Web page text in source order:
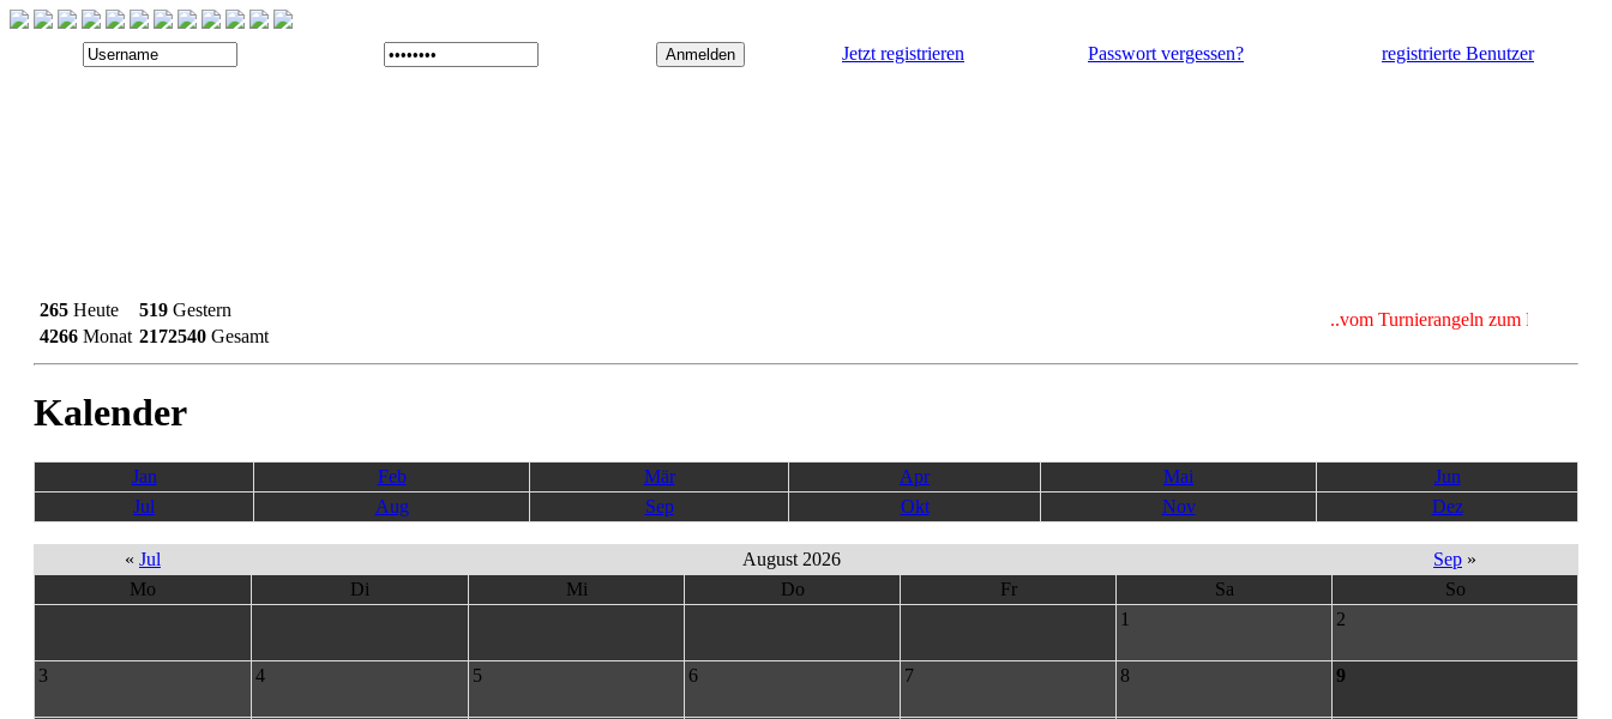
Jetzt registrieren Passwort vergessen? registrierte Benutzer
265 Heute 519 Gestern
4266 Monat 2172540 Gesamt
..vom Turnierangeln zum Fischen
Kalender
Jan Feb Mär Apr Mai
Jun
Jul
Aug Sep Okt Nov Dez
« Jul August 2026 Sep »
Mo
Di Mi Do Fr Sa
So
1
2
3 4 5 6 7 8 9